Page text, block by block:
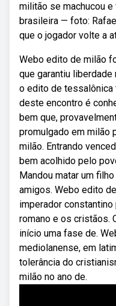
militão se machucou
brasileira — foto:
que o jogador volte a
Webo edito de milão
que garantiu
o edito de tessalônica
deste encontro é
bem que,
promulgado em milão
milão. Entrando
bem acolhido pelo
Mandou matar um
amigos. Webo edito
imperador
romano e os cristãos.
início uma fase de.
mediolanense, em
tolerância do
milão no ano de.